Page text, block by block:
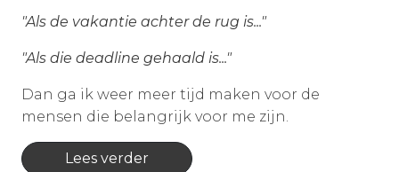
"Als de vakantie achter de rug is..."
"Als die deadline gehaald is..."
Dan ga ik weer meer tijd maken voor de
mensen die belangrijk voor me zijn.
Lees verder